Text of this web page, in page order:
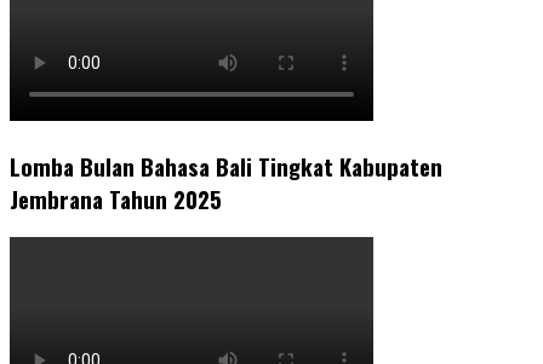
Lomba Bulan Bahasa Bali Tingkat Kabupaten
Jembrana Tahun 2025